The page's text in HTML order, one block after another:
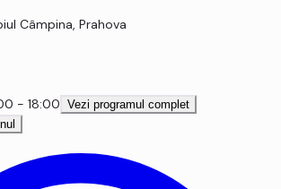
Câmpina Prahova
- 18:00 Vezi programul complet